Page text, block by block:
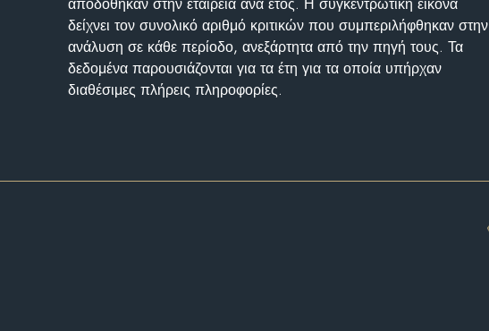
αποδόθηκαν στην εταιρεία ανά έτος. Η συγκεντρωτική εικόνα
δείχνει τον συνολικό αριθμό κριτικών που συμπεριλήφθηκαν στην
ανάλυση σε κάθε περίοδο, ανεξάρτητα από την πηγή τους. Τα
δεδομένα παρουσιάζονται για τα έτη για τα οποία υπήρχαν
διαθέσιμες πλήρεις πληροφορίες.